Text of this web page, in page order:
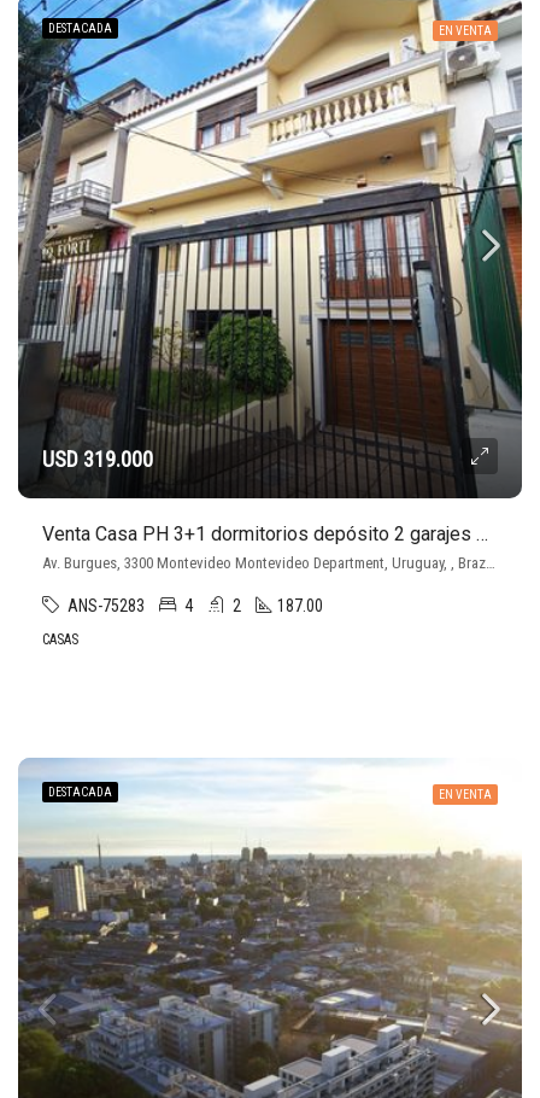
DESTACADA EN VENTA
USD 319.000
Venta Casa PH 3+1 dormitorios depósito 2 garajes Atahualpa Brazo Oriental
Av. Burgues, 3300 Montevideo Montevideo Department, Uruguay, , Brazo Oriental
ANS-75283 4 2 187.00
CASAS
DESTACADA EN VENTA